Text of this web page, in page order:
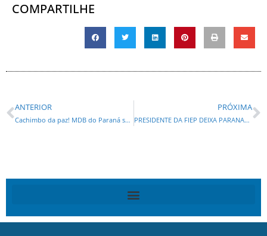
COMPARTILHE
ANTERIOR
Cachimbo da paz! MDB do Paraná segue unido para a convenção estadual
PRÓXIMA
PRESIDENTE DA FIEP DEIXA PARANAGUÁ FORA DOS ENCONTROS REGIONAIS POR RETALIAÇÃO ?